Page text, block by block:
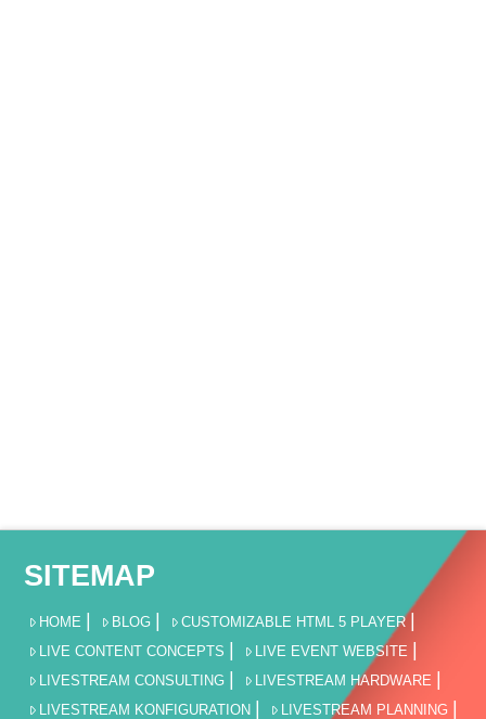
SITEMAP
HOME BLOG
CUSTOMIZABLE HTML 5 PLAYER
LIVE CONTENT CONCEPTS
LIVE EVENT WEBSITE
LIVESTREAM CONSULTING
LIVESTREAM HARDWARE
LIVESTREAM KONFIGURATION
LIVESTREAM PLANNING